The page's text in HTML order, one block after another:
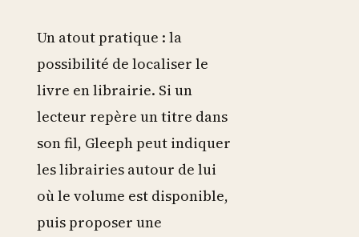
Un atout pratique : la
possibilité de localiser le
livre en librairie. Si un
lecteur repère un titre dans
son fil, Gleeph peut indiquer
les librairies autour de lui
où le volume est disponible,
puis proposer une